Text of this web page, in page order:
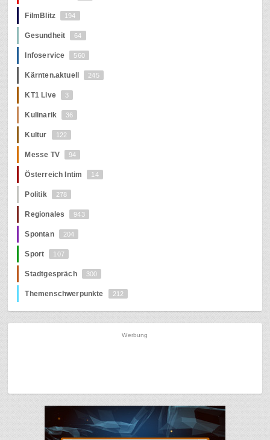
FilmBlitz 194
Gesundheit 64
Infoservice 560
Kärnten.aktuell 245
KT1 Live 3
Kulinarik 36
Kultur 122
Messe TV 94
Österreich Intim 14
Politik 278
Regionales 943
Spontan 204
Sport 107
Stadtgespräch 300
Themenschwerpunkte 212
Werbung